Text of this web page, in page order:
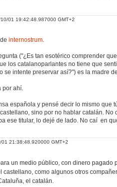
10/01 19:42:48.987000 GMT+2
internostrum
("¿Es tan esotérico comprender
los catalanoparlantes no tiene que
se intente preservar así?") es la madre
por ahí.
española y pensé decir lo mismo que
sino por no hablar catalán. No
ese titular, lo dejé de lado. No caí en
01 21:38:48.920000 GMT+2
un medio público, con dinero pagado
castellano, como algunos otros
el catalán.